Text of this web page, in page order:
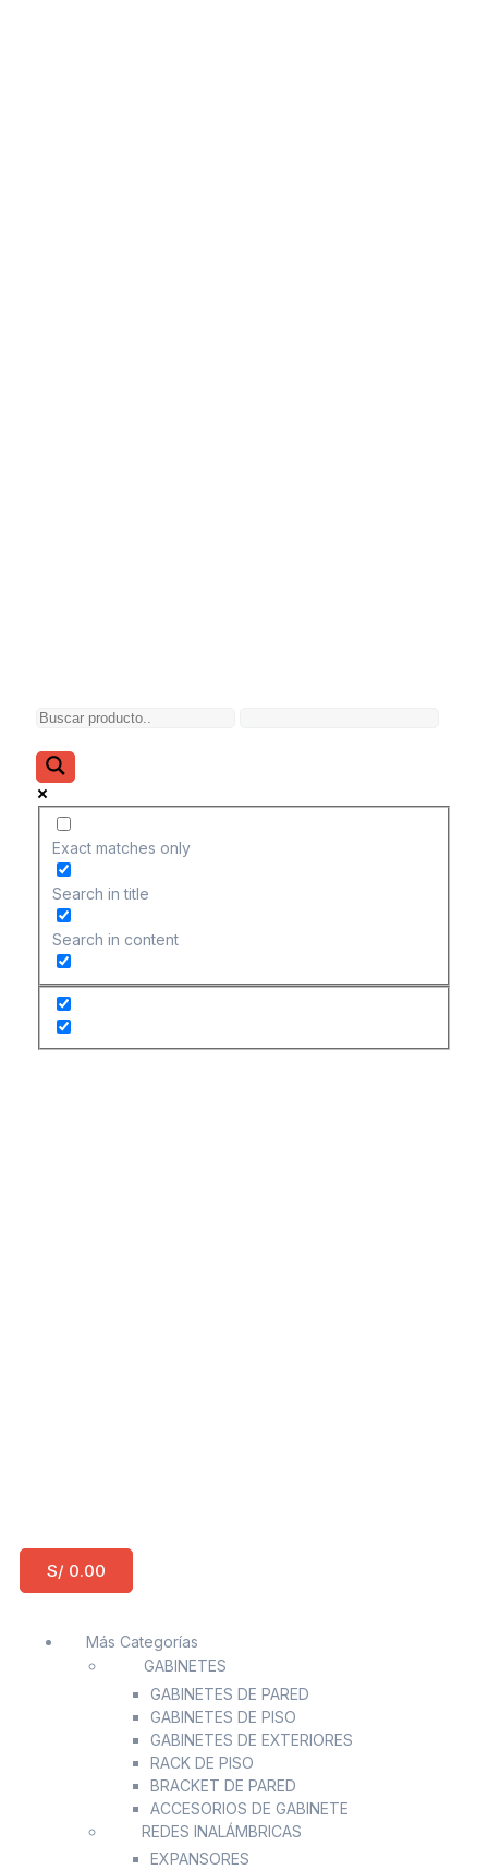
Exact matches only
Search in title
Search in content
S/ 0.00
Más Categorías
GABINETES
GABINETES DE PARED
GABINETES DE PISO
GABINETES DE EXTERIORES
RACK DE PISO
BRACKET DE PARED
ACCESORIOS DE GABINETE
REDES INALÁMBRICAS
EXPANSORES